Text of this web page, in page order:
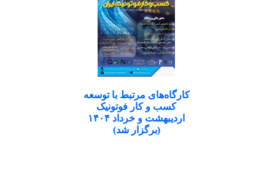
کارگاه‌های مرتبط با توسعه
کسب و کار فوتونیک
اردیبهشت و خرداد ۱۴۰۴
(برگزار شد)